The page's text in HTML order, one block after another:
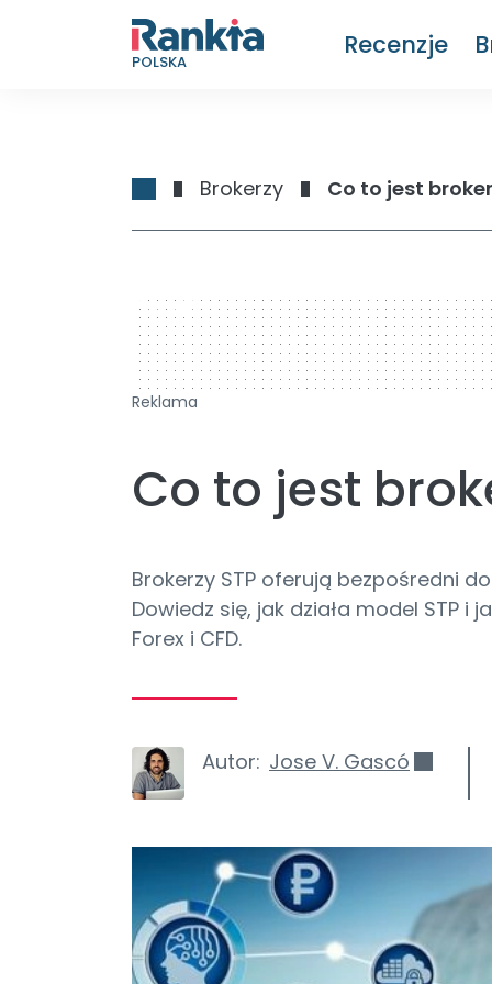
POLSKA
Recenzje
Brokerzy Co to jest broker
728 x 90
Reklama
Co to jest
Brokerzy STP oferują bezpośredni
Dowiedz się, jak działa model STP
Forex i CFD.
Autor: Jose V. Gascó